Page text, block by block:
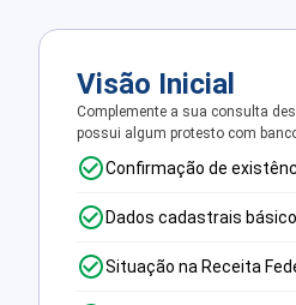
Visão Inicial
Complemente a sua consulta
possui algum protesto com
Confirmação de
Dados cadastrais
Situação na Receita